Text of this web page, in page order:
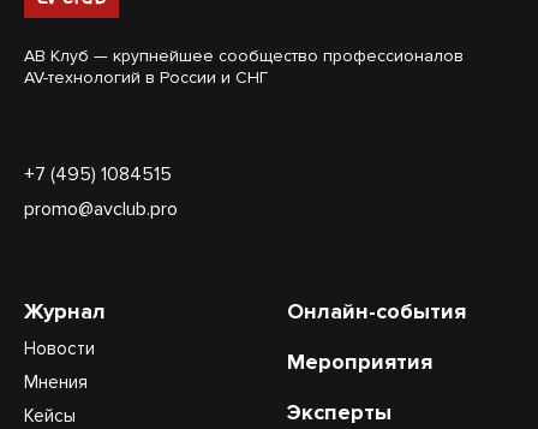
АВ Клуб — крупнейшее сообщество профессионалов
AV-технологий в России и СНГ
+7 (495) 1084515
promo@avclub.pro
Журнал
Новости
Мнения
Кейсы
Онлайн-события
Мероприятия
Эксперты